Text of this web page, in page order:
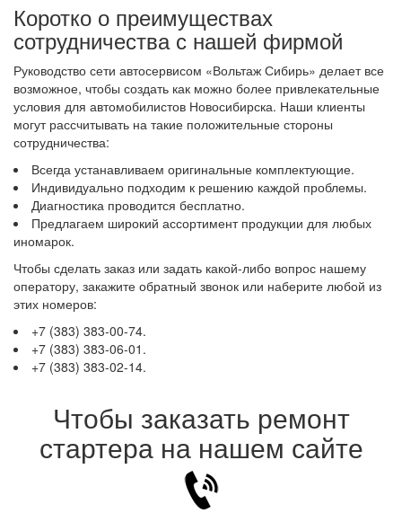
Коротко о преимуществах
сотрудничества с нашей фирмой
Руководство сети автосервисом «Вольтаж Сибирь» делает все
возможное, чтобы создать как можно более привлекательные
условия для автомобилистов Новосибирска. Наши клиенты
могут рассчитывать на такие положительные стороны
сотрудничества:
Всегда устанавливаем оригинальные комплектующие.
Индивидуально подходим к решению каждой проблемы.
Диагностика проводится бесплатно.
Предлагаем широкий ассортимент продукции для любых
иномарок.
Чтобы сделать заказ или задать какой-либо вопрос нашему
оператору, закажите обратный звонок или наберите любой из
этих номеров:
+7 (383) 383-00-74.
+7 (383) 383-06-01.
+7 (383) 383-02-14.
Чтобы заказать ремонт
стартера на нашем сайте